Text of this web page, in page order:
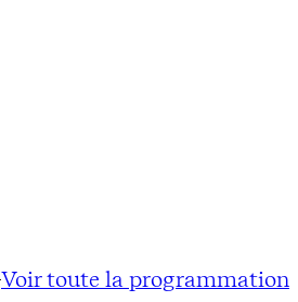
Voir toute la programmation